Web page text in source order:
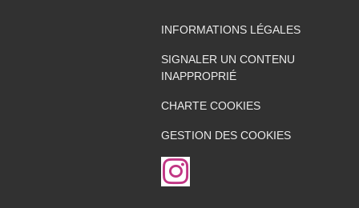
INFORMATIONS LÉGALES
SIGNALER UN CONTENU
INAPPROPRIÉ
CHARTE COOKIES
GESTION DES COOKIES